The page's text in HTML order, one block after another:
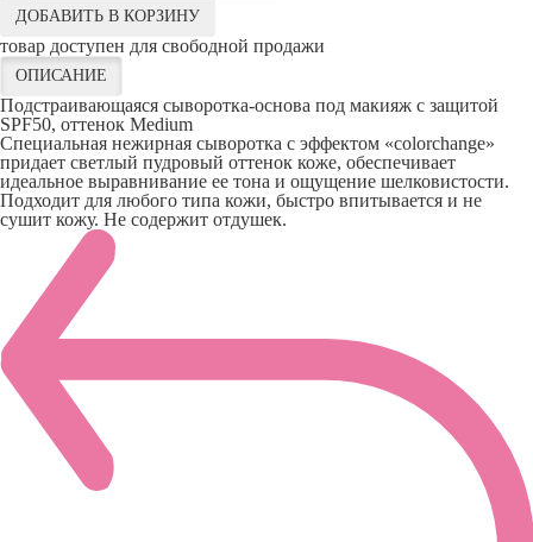
ДОБАВИТЬ В КОРЗИНУ
товар доступен для свободной продажи
ОПИСАНИЕ
Подстраивающаяся сыворотка-основа под макияж с защитой
SPF50, оттенок Medium
Специальная нежирная сыворотка с эффектом «colorchange»
придает светлый пудровый оттенок коже, обеспечивает
идеальное выравнивание ее тона и ощущение шелковистости.
Подходит для любого типа кожи, быстро впитывается и не
сушит кожу. Не содержит отдушек.